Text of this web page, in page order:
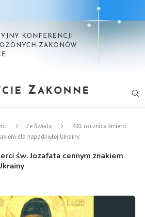
KONFERENCJI
ZAKONÓW
Ze Świata
400. rocznica śmierci
dla napadniętej Ukrainy
św. Jozafata cennym znakiem